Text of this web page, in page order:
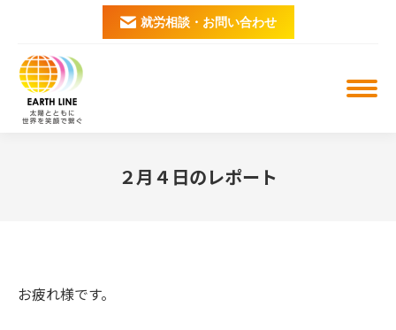
就労相談・お問い合わせ
２月４日のレポート
お疲れ様です。